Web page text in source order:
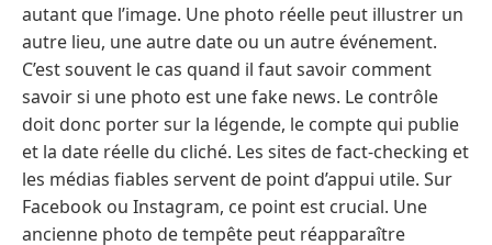
autant que l’image. Une photo réelle peut illustrer un
autre lieu, une autre date ou un autre événement.
C’est souvent le cas quand il faut savoir comment
savoir si une photo est une fake news. Le contrôle
doit donc porter sur la légende, le compte qui publie
et la date réelle du cliché. Les sites de fact-checking et
les médias fiables servent de point d’appui utile. Sur
Facebook ou Instagram, ce point est crucial. Une
ancienne photo de tempête peut réapparaître